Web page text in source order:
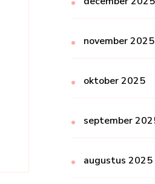
november 2025
oktober 2025
september
augustus 2025